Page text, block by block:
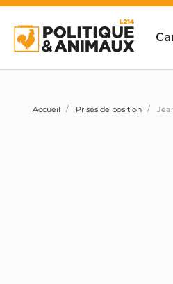
Accueil Prises de position Jean-Pierre Dufau